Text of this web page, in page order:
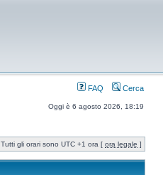
FAQ Cerca
Oggi è 6 agosto 2026, 18:19
Tutti gli orari sono UTC +1 ora [ ora legale ]